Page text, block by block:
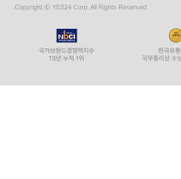
Copyright ⓒ YES24 Corp. All Rights Reserved.